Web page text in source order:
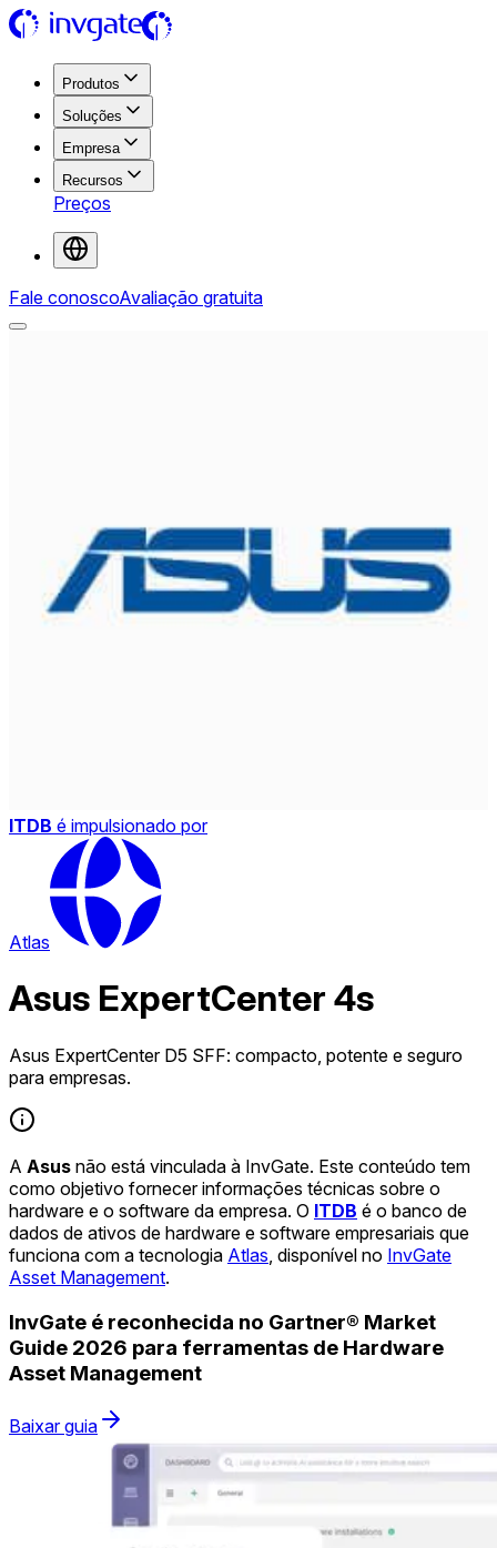
Produtos
Soluções
Empresa
Recursos
Preços
Fale conoscoAvaliação gratuita
ITDB é impulsionado por
Atlas
Asus ExpertCenter 4s
Asus ExpertCenter D5 SFF: compacto, potente e seguro
para empresas.
A Asus não está vinculada à InvGate. Este conteúdo tem
como objetivo fornecer informações técnicas sobre o
hardware e o software da empresa. O ITDB é o banco de
dados de ativos de hardware e software empresariais que
funciona com a tecnologia Atlas , disponível no InvGate
Asset Management.
InvGate é reconhecida no Gartner® Market
Guide 2026 para ferramentas de Hardware
Asset Management
Baixar guia